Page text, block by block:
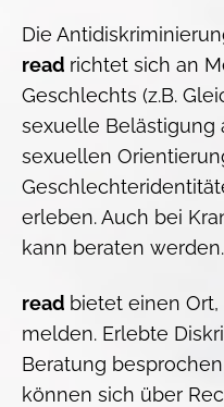
Die
read richtet sich an
Geschlechts (z.B.
sexuelle Belästigung
sexuellen
erleben. Auch bei
kann beraten werden.
read bietet einen
melden. Erlebte
Beratung
können sich über